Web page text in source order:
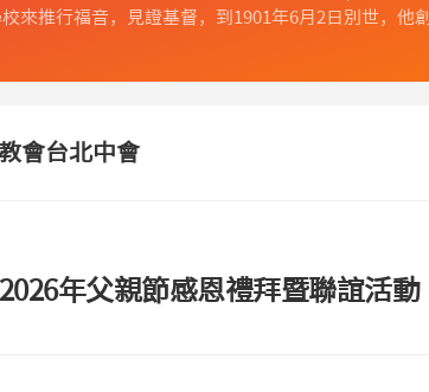
曆
告
關
事
來推行福音，見證基督，到1901年6月2日別世，他
會台北中會
年父親節感恩禮拜暨聯誼活動